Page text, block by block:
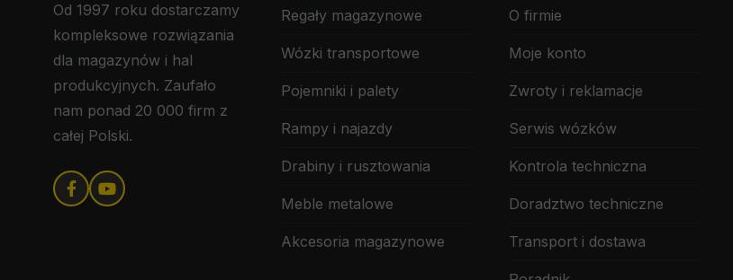
Od 1997 roku dostarczamy
kompleksowe rozwiązania
dla magazynów i hal
produkcyjnych. Zaufało
nam ponad 20 000 firm z
całej Polski.
Regały magazynowe
Wózki transportowe
Pojemniki i palety
Rampy i najazdy
Drabiny i rusztowania
Meble metalowe
Akcesoria magazynowe
O firmie
Moje konto
Zwroty i reklamacje
Serwis wózków
Kontrola techniczna
Doradztwo techniczne
Transport i dostawa